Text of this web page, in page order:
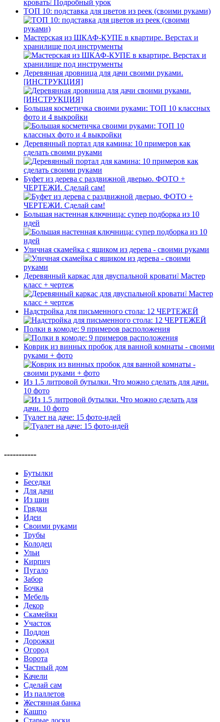
ТОП 10: подставка для цветов из реек (своими руками)
Мастерская из ШКАФ-КУПЕ в квартире. Верстах и
хранилище под инструменты
Деревянная дровница для дачи своими руками.
[ИНСТРУКЦИЯ]
Большая косметичка своими руками: ТОП 10 классных
фото и 4 выкройки
Деревянный портал для камина: 10 примеров как
сделать своими руками
Буфет из дерева с раздвижной дверью. ФОТО +
ЧЕРТЕЖИ. Сделай сам!
Большая настенная ключница: супер подборка из 10
идей
Уличная скамейка с ящиком из дерева - своими руками
Деревянный каркас для двуспальной кровати❕ Мастер
класс + чертеж
Надстройка для письменного стола: 12 ЧЕРТЕЖЕЙ
Полки в комоде: 9 примеров расположения
Коврик из винных пробок для ванной комнаты - своими
руками + фото
Из 1.5 литровой бутылки. Что можно сделать для дачи.
10 фото
Туалет на даче: 15 фото-идей
-----------
Бутылки
Беседки
Для дачи
Из шин
Грядки
Идеи
Своими руками
Трубы
Колодец
Ульи
Кирпич
Пугало
Забор
Бочка
Мебель
Декор
Скамейки
Участок
Поддон
Дорожки
Огород
Ворота
Частный дом
Качели
Сделай сам
Из паллетов
Жестянная банка
Кашпо
Старые доски